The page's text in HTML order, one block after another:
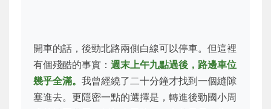
開車的話，後勁北路兩側白線可以停車。但這裡
有個殘酷的事實： 週末上午九點過後，路邊車位
幾乎全滿。 我曾經繞了二十分鐘才找到一個縫隙
塞進去。更隱密一點的選擇是，轉進後勁國小周